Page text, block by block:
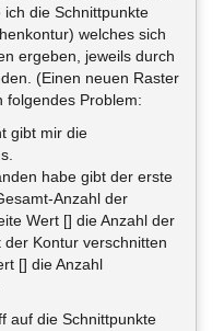
die Schnittpunkte
welches sich
ergeben, jeweils durch
(Einen neuen Raster
folgendes Problem:
gibt mir die
habe gibt der erste
Anzahl der
Wert [] die Anzahl der
Kontur verschnitten
[] die Anzahl
auf die Schnittpunkte